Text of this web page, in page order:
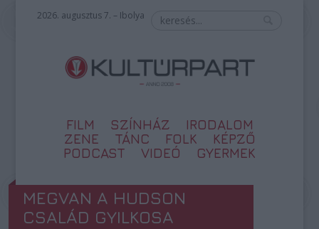
2026. augusztus 7. – Ibolya
FILM SZÍNHÁZ
IRODALOM
ZENE
TÁNC FOLK
KÉPZŐ
PODCAST
VIDEÓ GYERMEK
MEGVAN A HUDSON
CSALÁD GYILKOSA